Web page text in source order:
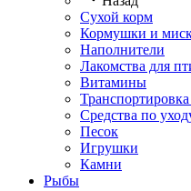
Сухой корм
Кормушки и
Наполнители
Лакомства для
Витамины
Средства по
Песок
Игрушки
Камни
Рыбы